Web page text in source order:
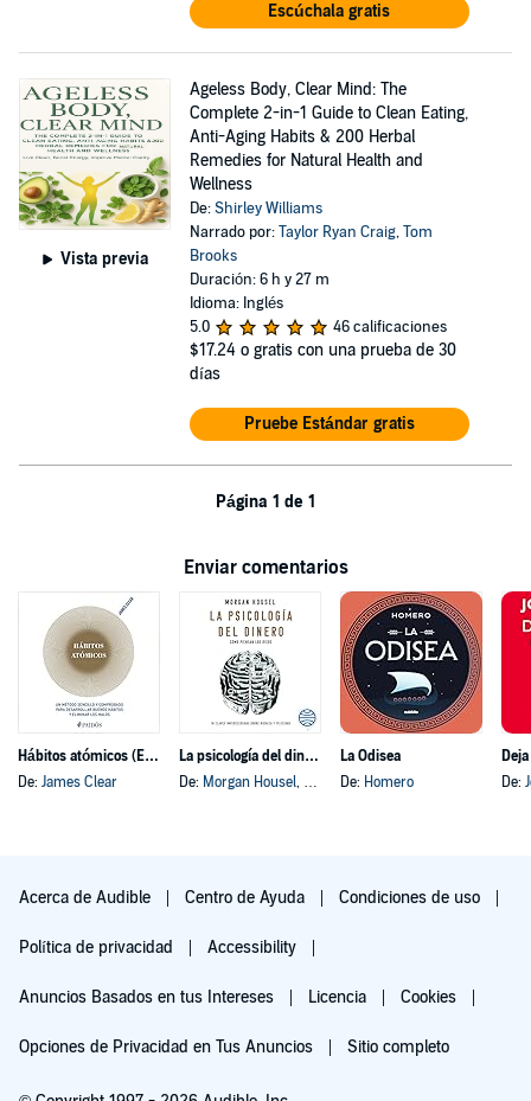
Escúchala gratis
Vista previa
Ageless Body, Clear Mind: The
Complete 2-in-1 Guide to Clean Eating,
Anti-Aging Habits & 200 Herbal
Remedies for Natural Health and
Wellness
De:Shirley Williams
Narrado por:Taylor Ryan Craig,Tom
Brooks
Duración: 6 h y 27 m
Idioma: Inglés
5.0
46 calificaciones
$17.24 o gratis con una prueba de 30
días
Pruebe Estándar gratis
Página 1 de 1
Enviar comentarios
Hábitos atómicos (Español neutro)
De: James Clear
La psicología del dinero
De: Morgan Housel, y otros
La Odisea
De: Homero
De:
Acerca de Audible Centro de Ayuda Condiciones de uso
Política de privacidad Accessibility
Anuncios Basados en tus Intereses Licencia Cookies
Opciones de Privacidad en Tus Anuncios Sitio completo